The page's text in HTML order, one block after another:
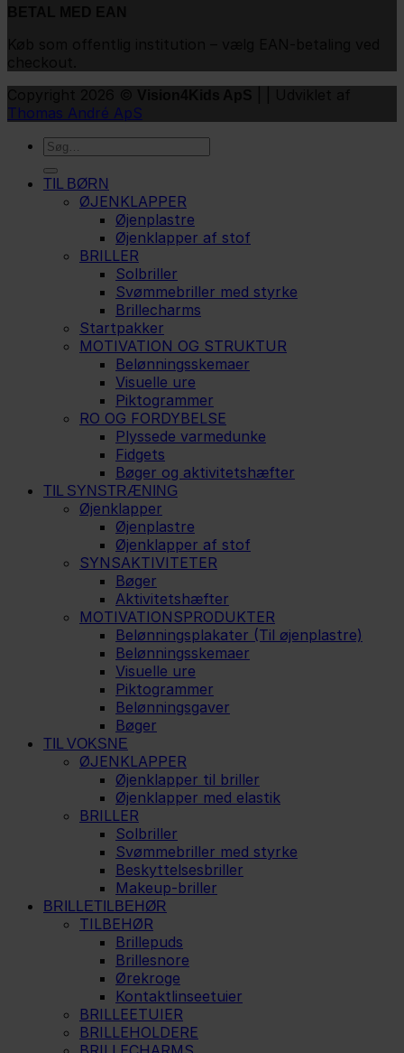
Thomas André ApS
Søg
efter:
TIL BØRN
ØJENKLAPPER
Øjenplastre
Øjenklapper af stof
BRILLER
Solbriller
Svømmebriller med styrke
Brillecharms
Startpakker
MOTIVATION OG STRUKTUR
Belønningsskemaer
Visuelle ure
Piktogrammer
RO OG FORDYBELSE
Plyssede varmedunke
Fidgets
Bøger og aktivitetshæfter
TIL SYNSTRÆNING
Øjenklapper
Øjenplastre
Øjenklapper af stof
SYNSAKTIVITETER
Bøger
Aktivitetshæfter
MOTIVATIONSPRODUKTER
Belønningsplakater (Til øjenplastre)
Belønningsskemaer
Visuelle ure
Piktogrammer
Belønningsgaver
Bøger
TIL VOKSNE
ØJENKLAPPER
Øjenklapper til briller
Øjenklapper med elastik
BRILLER
Solbriller
Svømmebriller med styrke
Beskyttelsesbriller
Makeup-briller
BRILLETILBEHØR
TILBEHØR
Brillepuds
Brillesnore
Ørekroge
Kontaktlinseetuier
BRILLEETUIER
BRILLEHOLDERE